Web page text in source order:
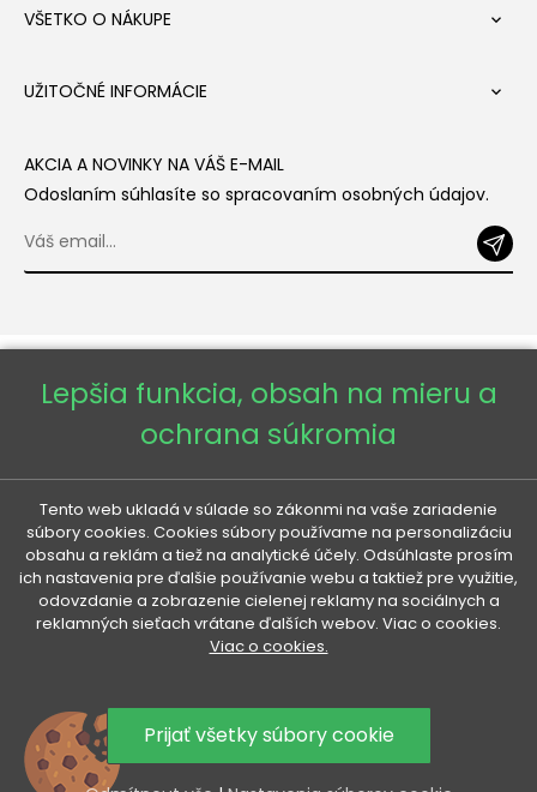
VŠETKO O NÁKUPE 
UŽITOČNÉ INFORMÁCIE 
AKCIA A NOVINKY NA VÁŠ E-MAIL
Odoslaním súhlasíte so spracovaním osobných údajov.
Copyright © 2026 - Veneti™
Veneti SK
Veneti CZ
Veneti HU
Lepšia funkcia, obsah na mieru a
ochrana súkromia
Tento web ukladá v súlade so zákonmi na vaše zariadenie
súbory cookies. Cookies súbory používame na personalizáciu
obsahu a reklám a tiež na analytické účely. Odsúhlaste prosím
ich nastavenia pre ďalšie používanie webu a taktiež pre využitie,
odovzdanie a zobrazenie cielenej reklamy na sociálnych a
reklamných sieťach vrátane ďalších webov. Viac o cookies.
Viac o cookies.
Prijať všetky súbory cookie